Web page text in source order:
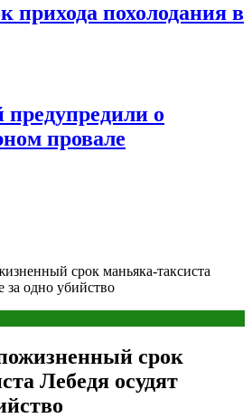
прихода похолодания в
о
провале
срок маньяка-таксиста
за одно убийство
срок
Лебедя осудят